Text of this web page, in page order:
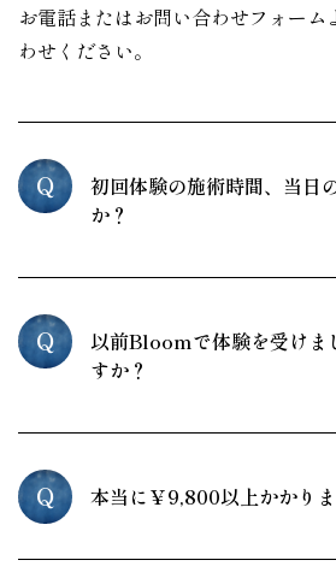
お電話またはお問い合わせフォー
わせください。
Q
初回体験の施術時間、当日
か？
Q
以前Bloomで体験を受けま
すか？
Q 本当に￥9,800以上かかり